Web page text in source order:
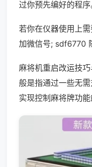
过你预先编好的程序
若你在仪器使用上
加微信号; sdf6770
麻将机重启改运技
般是指通过一些无
实现控制麻将牌功能